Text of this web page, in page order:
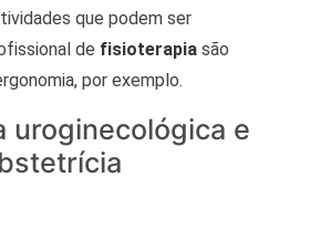
que podem ser
de fisioterapia são
por exemplo.
uroginecológica e